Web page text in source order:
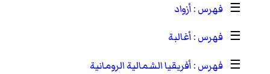
☰
أزواد
☰
أغالبة
☰
أفريقيا الشمالية الرومانية